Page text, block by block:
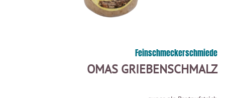
Feinschmeckerschmiede
OMAS GRIEBENSCHMALZ